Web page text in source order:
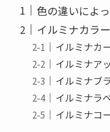
色の違いによ
イルミナカラ
イルミナカ
イルミナア
イルミナブ
イルミナラ
イルミナコ